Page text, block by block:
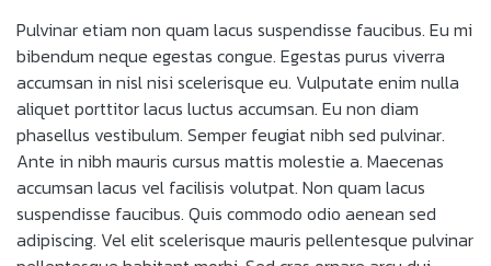
Pulvinar etiam non quam lacus suspendisse faucibus. Eu mi
bibendum neque egestas congue. Egestas purus viverra
accumsan in nisl nisi scelerisque eu. Vulputate enim nulla
aliquet porttitor lacus luctus accumsan. Eu non diam
phasellus vestibulum. Semper feugiat nibh sed pulvinar.
Ante in nibh mauris cursus mattis molestie a. Maecenas
accumsan lacus vel facilisis volutpat. Non quam lacus
suspendisse faucibus. Quis commodo odio aenean sed
adipiscing. Vel elit scelerisque mauris pellentesque pulvinar